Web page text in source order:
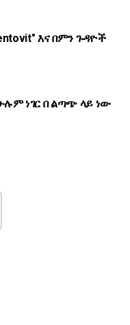
እና በምን ጉዳዮች
ነገር በ ልጣጭ ላይ ነው